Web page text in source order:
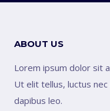
ABOUT US
Lorem ipsum dolor sit
Ut elit tellus, luctus
dapibus leo.